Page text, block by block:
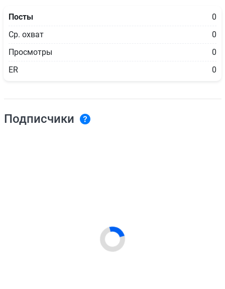
Посты
0
Ср. охват
0
Просмотры
0
ER
0
Подписчики